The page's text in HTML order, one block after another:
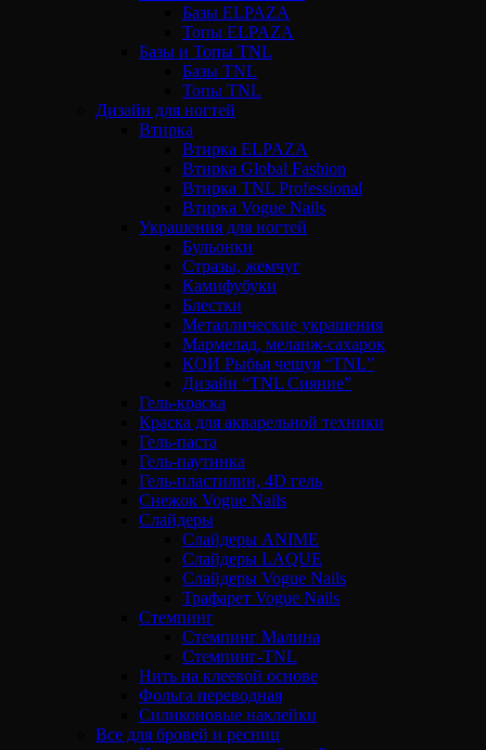
Базы ELPAZA
Топы ELPAZA
Базы и Топы TNL
Базы TNL
Топы TNL
Дизайн для ногтей
Втирка
Втирка ELPAZA
Втирка Global Fashion
Втирка TNL Professional
Втирка Vogue Nails
Украшения для ногтей
Бульонки
Стразы, жемчуг
Камифубуки
Блестки
Металлические украшения
Мармелад, меланж-сахарок
КОИ Рыбья чешуя “TNL”
Дизайн “TNL Сияние”
Гель-краска
Краска для акварельной техники
Гель-паста
Гель-паутинка
Гель-пластилин, 4D гель
Снежок Vogue Nails
Слайдеры
Слайдеры ANIME
Слайдеры LAQUE
Слайдеры Vogue Nails
Трафарет Vogue Nails
Стемпинг
Стемпинг Малина
Стемпинг-TNL
Нить на клеевой основе
Фольга переводная
Силиконовые наклейки
Все для бровей и ресниц